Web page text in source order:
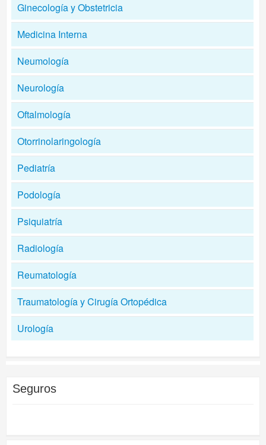
Ginecología y Obstetricia
Medicina Interna
Neumología
Neurología
Oftalmología
Otorrinolaringología
Pediatría
Podología
Psiquiatría
Radiología
Reumatología
Traumatología y Cirugía Ortopédica
Urología
Seguros